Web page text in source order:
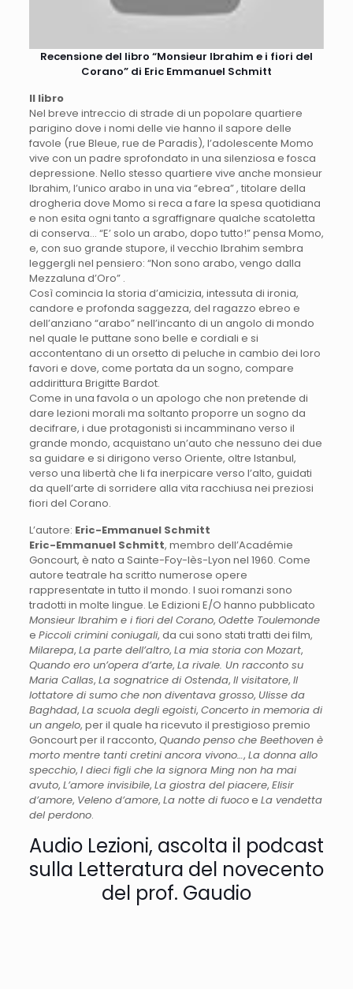
Recensione del libro “Monsieur Ibrahim e i fiori del
Corano” di Eric Emmanuel Schmitt
Il libro
Nel breve intreccio di strade di un popolare quartiere
parigino dove i nomi delle vie hanno il sapore delle
favole (rue Bleue, rue de Paradis), l’adolescente Momo
vive con un padre sprofondato in una silenziosa e fosca
depressione. Nello stesso quartiere vive anche monsieur
Ibrahim, l’unico arabo in una via “ebrea” , titolare della
drogheria dove Momo si reca a fare la spesa quotidiana
e non esita ogni tanto a sgraffignare qualche scatoletta
di conserva… “E’ solo un arabo, dopo tutto!” pensa Momo,
e, con suo grande stupore, il vecchio Ibrahim sembra
leggergli nel pensiero: “Non sono arabo, vengo dalla
Mezzaluna d’Oro” .
Così comincia la storia d’amicizia, intessuta di ironia,
candore e profonda saggezza, del ragazzo ebreo e
dell’anziano “arabo” nell’incanto di un angolo di mondo
nel quale le puttane sono belle e cordiali e si
accontentano di un orsetto di peluche in cambio dei loro
favori e dove, come portata da un sogno, compare
addirittura Brigitte Bardot.
Come in una favola o un apologo che non pretende di
dare lezioni morali ma soltanto proporre un sogno da
decifrare, i due protagonisti si incamminano verso il
grande mondo, acquistano un’auto che nessuno dei due
sa guidare e si dirigono verso Oriente, oltre Istanbul,
verso una libertà che li fa inerpicare verso l’alto, guidati
da quell’arte di sorridere alla vita racchiusa nei preziosi
fiori del Corano.
L’autore: Eric-Emmanuel Schmitt
Eric-Emmanuel Schmitt, membro dell’Académie
Goncourt, è nato a Sainte-Foy-lès-Lyon nel 1960. Come
autore teatrale ha scritto numerose opere
rappresentate in tutto il mondo. I suoi romanzi sono
tradotti in molte lingue. Le Edizioni E/O hanno pubblicato
Monsieur Ibrahim e i fiori del Corano, Odette Toulemonde
e Piccoli crimini coniugali, da cui sono stati tratti dei film,
Milarepa, La parte dell’altro, La mia storia con Mozart,
Quando ero un’opera d’arte, La rivale. Un racconto su
Maria Callas, La sognatrice di Ostenda, Il visitatore, Il
lottatore di sumo che non diventava grosso, Ulisse da
Baghdad, La scuola degli egoisti, Concerto in memoria di
un angelo, per il quale ha ricevuto il prestigioso premio
Goncourt per il racconto, Quando penso che Beethoven è
morto mentre tanti cretini ancora vivono…, La donna allo
specchio, I dieci figli che la signora Ming non ha mai
avuto, L’amore invisibile, La giostra del piacere, Elisir
d’amore, Veleno d’amore, La notte di fuocoe La vendetta
del perdono.
Audio Lezioni, ascolta il podcast
sulla Letteratura del novecento
del prof. Gaudio